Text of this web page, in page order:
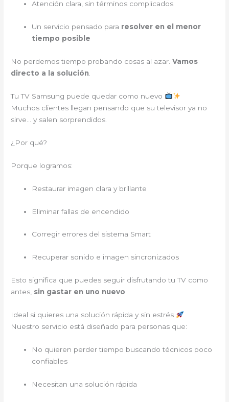
Atención clara, sin términos complicados
Un servicio pensado para resolver en el menor
tiempo posible
No perdemos tiempo probando cosas al azar.Vamos
directo a la solución
Tu TV Samsung puede quedar como nuevo
Muchos clientes llegan pensando que su televisor ya no
sirve… y salen sorprendidos.
¿Por qué?
Porque logramos:
Restaurar imagen clara y brillante
Eliminar fallas de encendido
Corregir errores del sistema Smart
Recuperar sonido e imagen sincronizados
Esto significa que puedes seguir disfrutando tu TV como
antes, sin gastar en uno nuevo
Ideal si quieres una solución rápida y sin estrés
Nuestro servicio está diseñado para personas que:
No quieren perder tiempo buscando técnicos poco
confiables
Necesitan una solución rápida